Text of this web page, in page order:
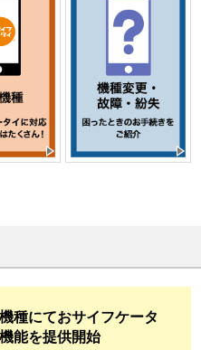
種にておサイフケータ
能を提供開始